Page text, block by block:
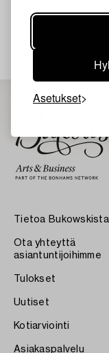
Asetukset
Juuri nyt ei
Tietoa Bukowskista
Ota yhteyttä
asiantuntijoihimme
Tulokset
Uutiset
Kotiarviointi
Asiakaspalvelu